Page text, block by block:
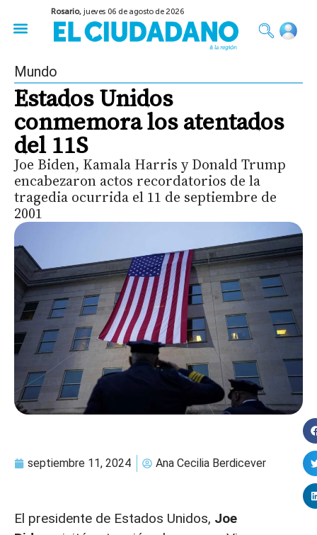
Rosario,jueves 06 de agosto de 2026
Mundo
Estados Unidos
conmemora los atentados
del 11S
Joe Biden, Kamala Harris y Donald Trump
encabezaron actos recordatorios de la
tragedia ocurrida el 11 de septiembre de
2001
septiembre 11, 2024 Ana Cecilia Berdicever
El presidente de Estados Unidos, Joe